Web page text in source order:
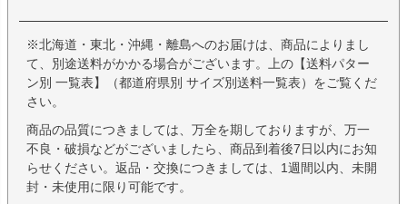
※北海道・東北・沖縄・離島へのお届けは、商品によりまし
て、別途送料がかかる場合がございます。上の【送料パター
ン別 一覧表】（都道府県別 サイズ別送料一覧表）をご覧くだ
さい。
商品の品質につきましては、万全を期しておりますが、万一
不良・破損などがございましたら、商品到着後7日以内にお知
らせください。返品・交換につきましては、1週間以内、未開
封・未使用に限り可能です。